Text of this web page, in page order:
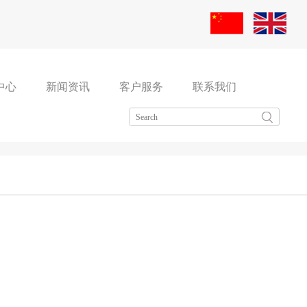
心 新闻资讯 客户服务 联系我们